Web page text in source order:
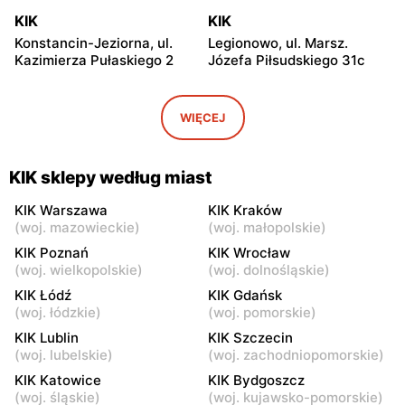
KIK
Konstancin-Jeziorna, ul.
Kazimierza Pułaskiego 2
KIK
Legionowo, ul. Marsz.
Józefa Piłsudskiego 31c
Radzymin al. Jana Pawła II
KIK
Wołomin, ul. Geodetów 2
KIK
Otwock, ul. Kupiecka 2
KIK
Kuklińskiego 1
Nowy Dwór Mazowiecki, ul.
Gen. Jerzego Przemysława
Morawicza 2b
Tarczyn, ul. Warszawska
67A
KIK
Nowy Dwór Mazowiecki, ul.
Warszawska 36
KIK
Mińsk Mazowiecki, ul.
Warszawska 57
WIĘCEJ
KIK sklepy według miast
KIK Warszawa
(woj. mazowieckie)
KIK Kraków
(woj. małopolskie)
KIK Poznań
(woj. wielkopolskie)
KIK Wrocław
(woj. dolnośląskie)
KIK Łódź
(woj. łódzkie)
KIK Gdańsk
(woj. pomorskie)
KIK Lublin
(woj. lubelskie)
KIK Szczecin
(woj. zachodniopomorskie)
KIK Katowice
(woj. śląskie)
KIK Bydgoszcz
(woj. kujawsko-pomorskie)